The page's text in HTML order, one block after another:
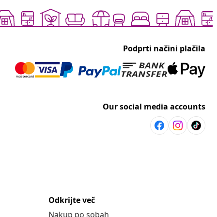
Podprti načini plačila
Our social media accounts
Odkrijte več
Nakup po sobah